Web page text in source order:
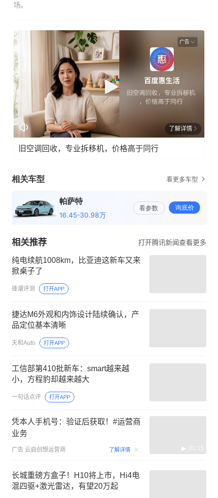
场。
广告
了解详情
旧空调回收，专业拆移机，价格高于同行
相关推荐 打开腾讯新闻查看更多
纯电续航1008km，比亚迪这新车又来
掀桌子了
锋潮评测 打开APP
捷达M6外观和内饰设计陆续确认，产
品定位基本清晰
天和Auto 打开APP
工信部第410批新车：smart越来越
小，方程豹却越来越大
一句话点评 打开APP
凭本人手机号：验证后获取！#运营商
业务
广告 云启创想运营商 了解详情 00:15
长城重磅方盒子！H10将上市，Hi4电
混四驱+激光雷达，有望20万起